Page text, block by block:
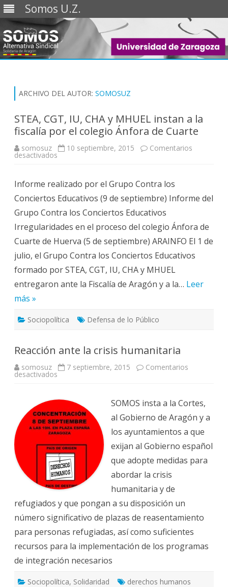
Somos U.Z.
Saltar
ARCHIVO DEL AUTOR: SOMOSUZ
STEA, CGT, IU, CHA y MHUEL instan a la
fiscalía por el colegio Ánfora de Cuarte
somosuz 10 septiembre, 2015 Comentarios
desactivadosen
CHA
y
MHUEL
instan
a
la
fiscalía
por
el
colegio
Ánfora
de
Cuarte
Informe realizado por el Grupo Contra los
Conciertos Educativos (9 de septiembre) Informe del
Grupo Contra los Conciertos Educativos
Irregularidades en el proceso del colegio Ánfora de
Cuarte de Huerva (5 de septiembre) ARAINFO El 1 de
julio, el Grupo Contra los Conciertos Educativos
formado por STEA, CGT, IU, CHA y MHUEL
entregaron ante la Fiscalía de Aragón y a la… Leer
más »
Sociopolítica Defensa de lo Público
Reacción ante la crisis humanitaria
somosuz 7 septiembre, 2015 Comentarios
desactivadosen
crisis
humanitaria
SOMOS insta a la Cortes,
al Gobierno de Aragón y a
los ayuntamientos a que
exijan al Gobierno español
que adopte medidas para
abordar la crisis
humanitaria y de
refugiados y que pongan a su disposición un
número significativo de plazas de reasentamiento
para personas refugiadas, así como suficientes
recursos para la implementación de los programas
de integración necesarios
Sociopolítica, Solidaridad derechos humanos